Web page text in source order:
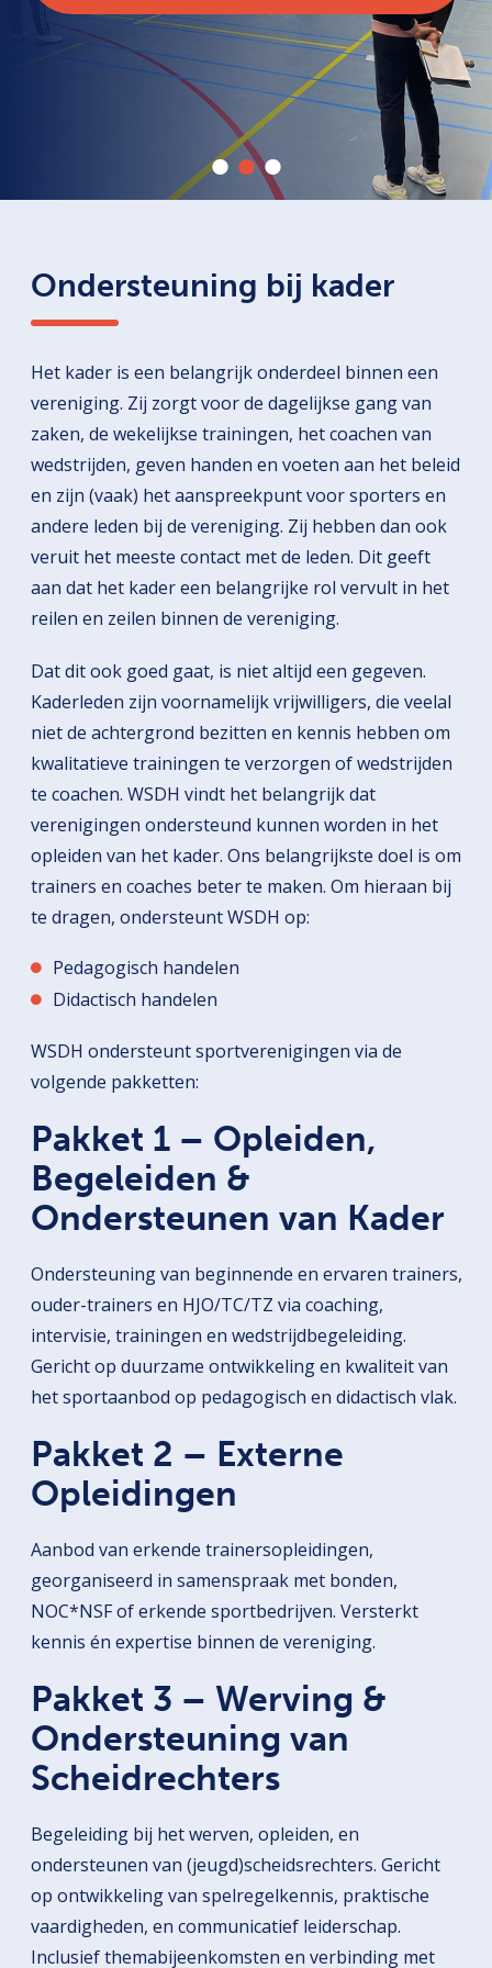
Ondersteuning bij kader
Het kader is een belangrijk onderdeel binnen een
vereniging. Zij zorgt voor de dagelijkse gang van
zaken, de wekelijkse trainingen, het coachen van
wedstrijden, geven handen en voeten aan het beleid
en zijn (vaak) het aanspreekpunt voor sporters en
andere leden bij de vereniging. Zij hebben dan ook
veruit het meeste contact met de leden. Dit geeft
aan dat het kader een belangrijke rol vervult in het
reilen en zeilen binnen de vereniging.
Dat dit ook goed gaat, is niet altijd een gegeven.
Kaderleden zijn voornamelijk vrijwilligers, die veelal
niet de achtergrond bezitten en kennis hebben om
kwalitatieve trainingen te verzorgen of wedstrijden
te coachen. WSDH vindt het belangrijk dat
verenigingen ondersteund kunnen worden in het
opleiden van het kader. Ons belangrijkste doel is om
trainers en coaches beter te maken. Om hieraan bij
te dragen, ondersteunt WSDH op:
Pedagogisch handelen
Didactisch handelen
WSDH ondersteunt sportverenigingen via de
volgende pakketten:
Pakket 1 – Opleiden,
Begeleiden &
Ondersteunen van Kader
Ondersteuning van beginnende en ervaren trainers,
ouder-trainers en HJO/TC/TZ via coaching,
intervisie, trainingen en wedstrijdbegeleiding.
Gericht op duurzame ontwikkeling en kwaliteit van
het sportaanbod op pedagogisch en didactisch vlak.
Pakket 2 – Externe
Opleidingen
Aanbod van erkende trainersopleidingen,
georganiseerd in samenspraak met bonden,
NOC*NSF of erkende sportbedrijven. Versterkt
kennis én expertise binnen de vereniging.
Pakket 3 – Werving &
Ondersteuning van
Scheidrechters
Begeleiding bij het werven, opleiden, en
ondersteunen van (jeugd)scheidsrechters. Gericht
op ontwikkeling van spelregelkennis, praktische
vaardigheden, en communicatief leiderschap.
Inclusief themabijeenkomsten en verbinding met